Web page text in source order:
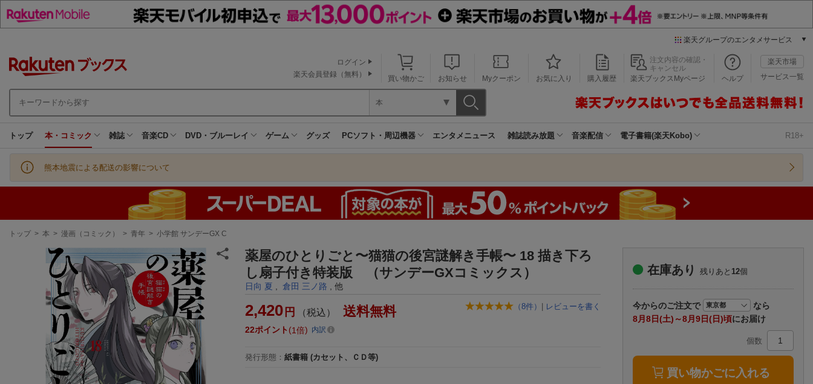
楽天グループのエンタメサービス
本/ゲーム/CD/DVD
楽天ブックス
楽天Kobo
楽天チケット
エンタメニュース
推し楽
買い物かご お知らせ Myクーポン お気に入り 購入履歴
注文内容の確認・
キャンセル
楽天ブックスMyページ
ヘルプ
楽天市場
サービス一覧
ログイン
楽天会員登録（無料）
本
トップ 本・コミック 雑誌 音楽CD DVD・ブルーレイ ゲーム グッズ PCソフト・周辺機器 エンタメニュース 雑誌読み放題 音楽配信 電子書籍(楽天Kobo) R18+
熊本地震による配送の影響について
現
トップ > 本 > 漫画（コミック） > 青年 > 小学館 サンデーGX C
薬屋のひとりごと〜猫猫の後宮謎解き手帳〜 18 描き下ろ
し扇子付き特装版 （サンデーGXコミックス）
日向 夏 倉田 三ノ路 , 他
（8件） | レビューを書く
2,420 円 （税込） 送料無料
22ポイント 1倍 内訳
発行形態 ： 紙書籍 (カセット、ＣＤ等)
在庫あり 残りあと 12個
今からのご注文で
なら
8月8日(土)～8月9日(日)頃にお届け
個数
買い物かごに入れる